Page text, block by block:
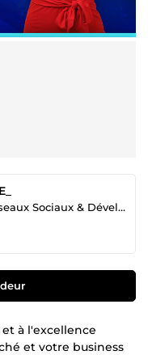
Expert IA, Applications, Réseaux Sociaux & Développement Web | Top Vendeur sur ComeUp
à l'excellence
et votre business